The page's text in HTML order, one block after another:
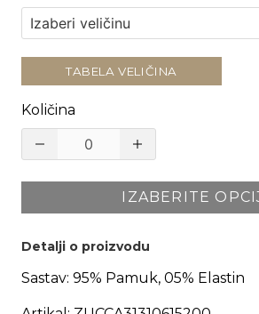
TABELA VELIČINA
Količina
IZABERITE
Detalji o proizvodu
Sastav: 95% Pamuk, 05% Elastin